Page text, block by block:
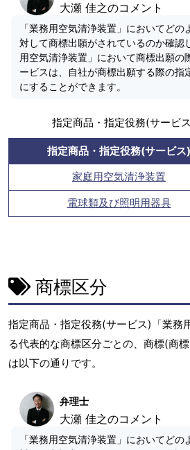
大瀬 佳之のコメント
「業務用空気清浄装置」においてど
対して商標出願がされているのか確認
用空気清浄装置」において商標出願の
ービスは、自社が商標出願する際の指
にすることができます。
指定商品・指定役務(サービ
指定商品・指定役務(サービス)
家庭用空気清浄装置
電球類及び照明用器具
商標区分
指定商品・指定役務(サービス)「業務
る代表的な商標区分ごとの、商標(商
は以下の通りです。
弁理士
大瀬 佳之のコメント
「業務用空気清浄装置」においてど